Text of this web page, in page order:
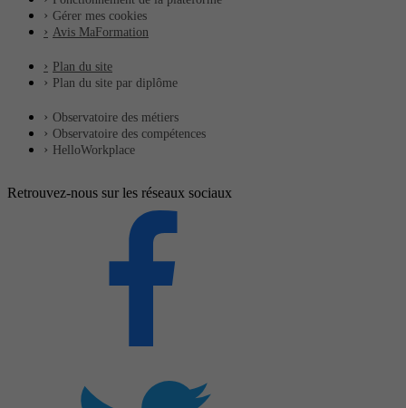
Gérer mes cookies
Avis MaFormation
Plan du site
Plan du site par diplôme
Observatoire des métiers
Observatoire des compétences
HelloWorkplace
Retrouvez-nous sur les réseaux sociaux